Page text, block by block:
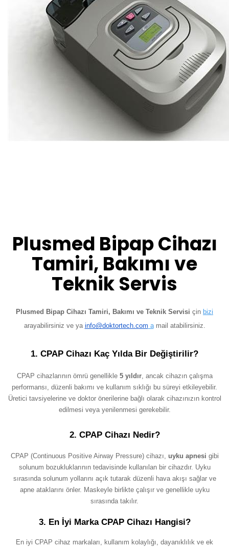
Plusmed Bipap Cihazı
Tamiri, Bakımı ve
Teknik Servis
Plusmed Bipap Cihazı Tamiri, Bakımı ve Teknik Servisi çin bizi
arayabilirsiniz ve ya info@doktortech.com amail atabilirsiniz.
1. CPAP Cihazı Kaç Yılda Bir Değiştirilir?
CPAP cihazlarının ömrü genellikle 5 yıldır, ancak cihazın çalışma
performansı, düzenli bakımı ve kullanım sıklığı bu süreyi etkileyebilir.
Üretici tavsiyelerine ve doktor önerilerine bağlı olarak cihazınızın kontrol
edilmesi veya yenilenmesi gerekebilir.
2. CPAP Cihazı Nedir?
CPAP (Continuous Positive Airway Pressure) cihazı, uyku apnesi gibi
solunum bozukluklarının tedavisinde kullanılan bir cihazdır. Uyku
sırasında solunum yollarını açık tutarak düzenli hava akışı sağlar ve
apne ataklarını önler. Maskeyle birlikte çalışır ve genellikle uyku
sırasında takılır.
3. En İyi Marka CPAP Cihazı Hangisi?
En iyi CPAP cihaz markaları, kullanım kolaylığı, dayanıklılık ve ek